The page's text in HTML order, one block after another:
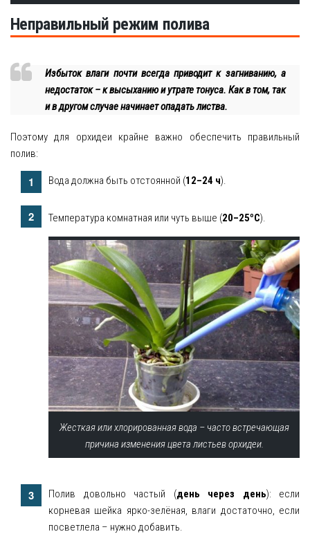
Неправильный режим полива
Избыток влаги почти всегда приводит к загниванию, а
недостаток – к высыханию и утрате тонуса. Как в том, так
и в другом случае начинает опадать листва.
Поэтому для орхидеи крайне важно обеспечить правильный
полив:
Вода должна быть отстоянной (12–24 ч).
Температура комнатная или чуть выше (20–25оС).
Жесткая или хлорированная вода – часто встречающая
причина изменения цвета листьев орхидеи.
Полив довольно частый (день через день): если
корневая шейка ярко-зелёная, влаги достаточно, если
посветлела – нужно добавить.